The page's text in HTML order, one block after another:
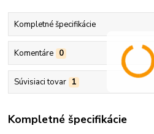
Kompletné špecifikácie
Komentáre 0
Súvisiaci tovar 1
Kompletné špecifikácie